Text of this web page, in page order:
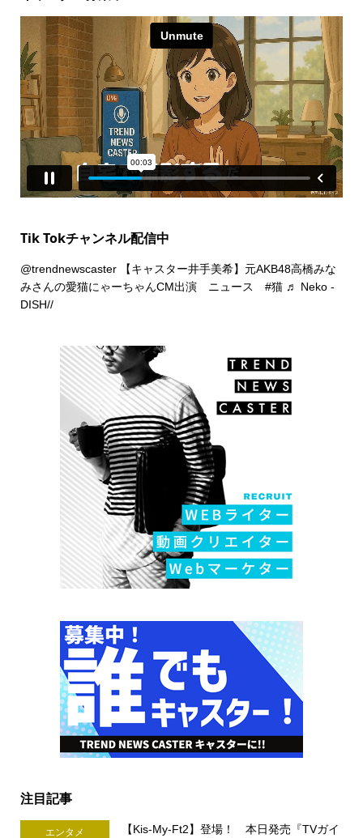
Tik Tokチャンネル配信中
@trendnewscaster【キャスター井手美希】元AKB48高橋みな
みさんの愛猫にゃーちゃんCM出演 ニュース #猫 ♬ Neko -
DISH//
注目記事
エンタメ
【Kis-My-Ft2】登場！ 本日発売『TVガイ